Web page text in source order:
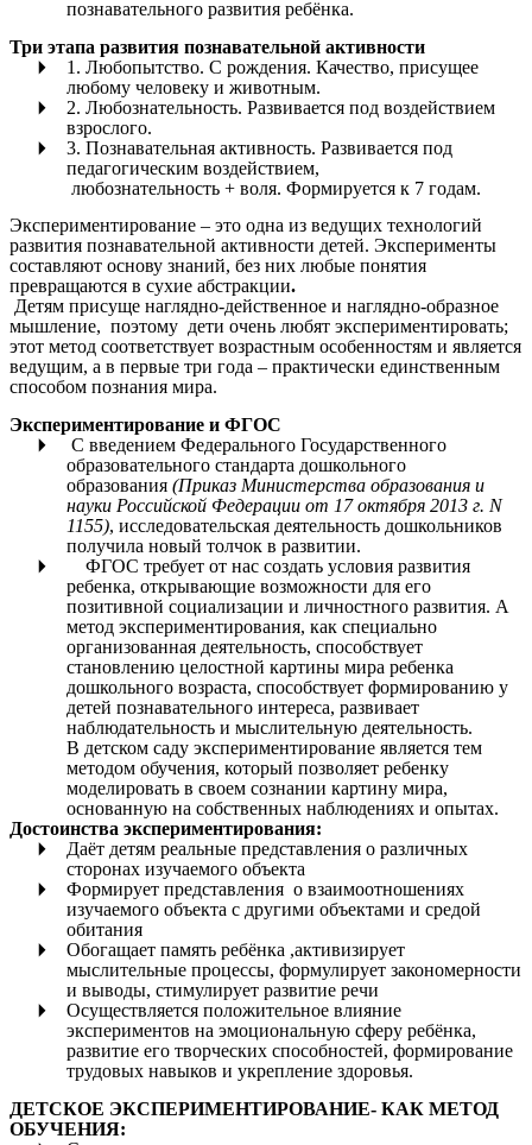
познавательного развития ребёнка.
Три этапа развития познавательной активности
1. Любопытство. С рождения. Качество, присущее
любому человеку и животным.
2. Любознательность. Развивается под воздействием
взрослого.
3. Познавательная активность. Развивается под
педагогическим воздействием,
любознательность + воля. Формируется к 7 годам.
Экспериментирование – это одна из ведущих технологий
развития познавательной активности детей. Эксперименты
составляют основу знаний, без них любые понятия
превращаются в сухие абстракции.
Детям присуще наглядно-действенное и наглядно-образное
мышление, поэтому дети очень любят экспериментировать;
этот метод соответствует возрастным особенностям и является
ведущим, а в первые три года – практически единственным
способом познания мира.
Экспериментирование и ФГОС
С введением Федерального Государственного
образовательного стандарта дошкольного
образования (Приказ Министерства образования и
науки Российской Федерации от 17 октября 2013 г. N
1155), исследовательская деятельность дошкольников
получила новый толчок в развитии.
ФГОС требует от нас создать условия развития
ребенка, открывающие возможности для его
позитивной социализации и личностного развития. А
метод экспериментирования, как специально
организованная деятельность, способствует
становлению целостной картины мира ребенка
дошкольного возраста, способствует формированию у
детей познавательного интереса, развивает
наблюдательность и мыслительную деятельность.
В детском саду экспериментирование является тем
методом обучения, который позволяет ребенку
моделировать в своем сознании картину мира,
основанную на собственных наблюдениях и опытах.
Достоинства экспериментирования:
Даёт детям реальные представления о различных
сторонах изучаемого объекта
Формирует представления о взаимоотношениях
изучаемого объекта с другими объектами и средой
обитания
Обогащает память ребёнка ,активизирует
мыслительные процессы, формулирует закономерности
и выводы, стимулирует развитие речи
Осуществляется положительное влияние
экспериментов на эмоциональную сферу ребёнка,
развитие его творческих способностей, формирование
трудовых навыков и укрепление здоровья.
ДЕТСКОЕ ЭКСПЕРИМЕНТИРОВАНИЕ- КАК МЕТОД
ОБУЧЕНИЯ: